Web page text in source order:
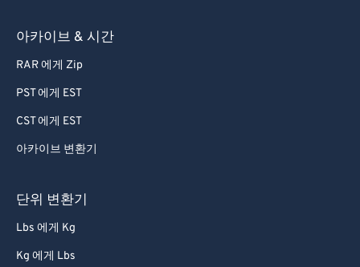
아카이브 & 시간
RAR 에게 Zip
PST 에게 EST
CST 에게 EST
아카이브 변환기
단위 변환기
Lbs 에게 Kg
Kg 에게 Lbs